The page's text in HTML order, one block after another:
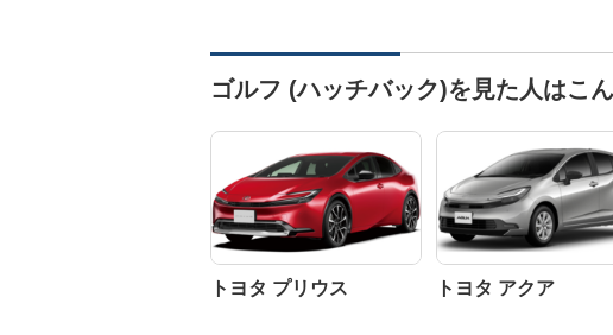
ゴルフ (ハッチバック)を見た人はこ
トヨタ プリウス トヨタ アクア